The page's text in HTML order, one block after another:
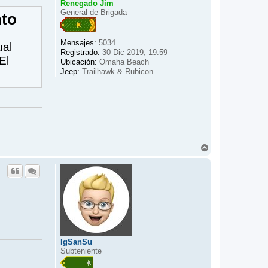
Renegado Jim
General de Brigada
Mensajes: 5034
Registrado: 30 Dic 2019, 19:59
Ubicación: Omaha Beach
Jeep: Trailhawk & Rubicon
IgSanSu
Subteniente